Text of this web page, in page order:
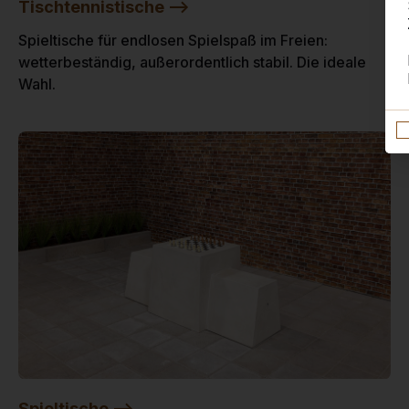
Tischtennistische -->
Spieltische für endlosen Spielspaß im Freien:
wetterbeständig, außerordentlich stabil. Die ideale
Wahl.